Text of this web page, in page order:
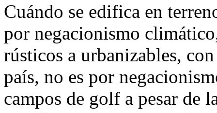
Cuándo se edifica en
por negacionismo
rústicos a urbanizables,
país, no es por
campos de golf a pesar de